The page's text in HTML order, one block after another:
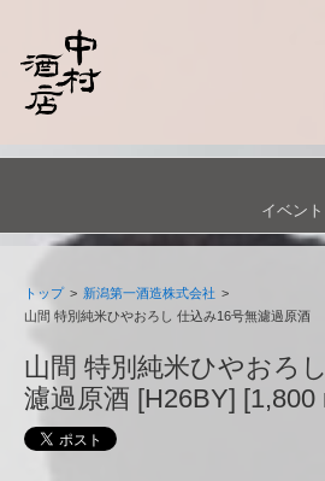
イベント
トップ > 新潟第一酒造株式会社 >
山間 特別純米ひやおろし 仕込み16号無濾過原酒
山間 特別純米ひやおろ
濾過原酒 [H26BY] [1,800